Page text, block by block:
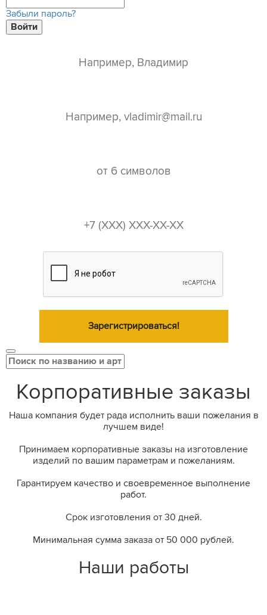
Забыли пароль?
Войти
Зарегистрироваться!
Корпоративные заказы
Наша компания будет рада исполнить ваши пожелания в
лучшем виде!
Принимаем корпоративные заказы на изготовление
изделий по вашим параметрам и пожеланиям.
Гарантируем качество и своевременное выполнение
работ.
Срок изготовления от 30 дней.
Минимальная сумма заказа от 50 000 рублей.
Наши работы